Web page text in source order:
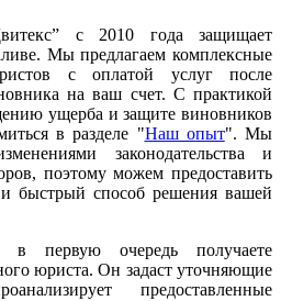
с 2010 года защищает
Мы предлагаем комплексные
с оплатой услуг после
на ваш счет. С практикой
ущерба и защите виновников
в разделе "Наш опыт". Мы
законодательства и
поэтому можем предоставить
быстрый способ решения вашей
первую очередь получаете
юриста. Он задаст уточняющие
предоставленные